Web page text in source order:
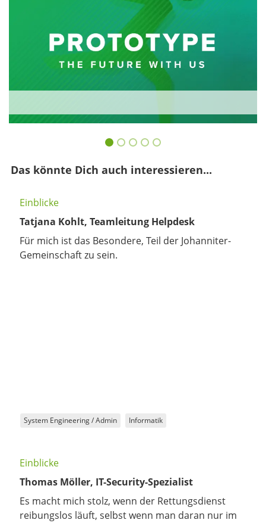
Das könnte Dich auch interessieren...
Einblicke
Tatjana Kohlt, Teamleitung Helpdesk
Für mich ist das Besondere, Teil der Johanniter-
Gemeinschaft zu sein.
System Engineering / Admin Informatik
Einblicke
Thomas Möller, IT-Security-Spezialist
Es macht mich stolz, wenn der Rettungsdienst
reibungslos läuft, selbst wenn man daran nur im